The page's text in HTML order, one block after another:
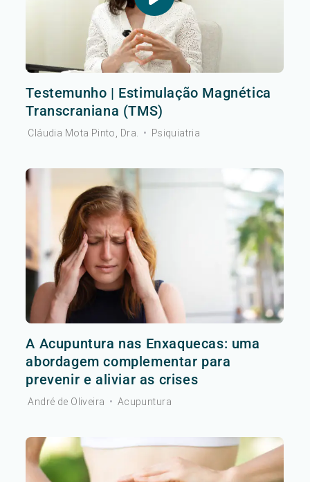
Testemunho | Estimulação Magnética
Transcraniana (TMS)
Cláudia Mota Pinto, Dra. • Psiquiatria
A Acupuntura nas Enxaquecas: uma
abordagem complementar para
prevenir e aliviar as crises
André de Oliveira • Acupuntura